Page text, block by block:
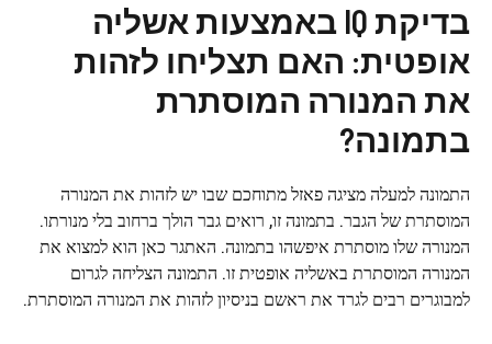
בדיקת IQ באמצעות אשליה
אופטית: האם תצליחו לזהות
את המנורה המוסתרת
בתמונה?
התמונה למעלה מציגה פאזל מתוחכם שבו יש לזהות את המנורה
המוסתרת של הגבר. בתמונה זו, רואים גבר הולך ברחוב בלי מנורתו.
המנורה שלו מוסתרת איפשהו בתמונה. האתגר כאן הוא למצוא את
המנורה המוסתרת באשליה אופטית זו. התמונה הצליחה לגרום
למבוגרים רבים לגרד את ראשם בניסיון לזהות את המנורה המוסתרת.